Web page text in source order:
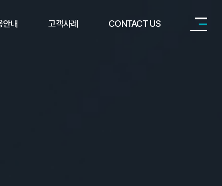
안내 고객사례 CONTACT US